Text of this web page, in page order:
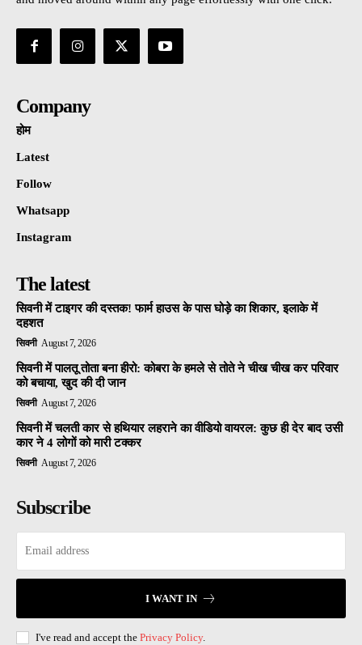
Company
होम
Latest
Follow
Whatsapp
Instagram
The latest
सिवनी में टाइगर की दस्तक! फार्म हाउस के पास घोड़े का शिकार, इलाके में
दहशत
सिवनी August 7, 2026
सिवनी में पालतू तोता बना हीरो: कोबरा के हमले से तोते ने चीख चीख कर परिवार
को बचाया, खुद की दी जान
सिवनी August 7, 2026
सिवनी में चलती कार से हथियार लहराने का वीडियो वायरल: कुछ ही देर बाद उसी
कार ने 4 लोगों को मारी टक्कर
सिवनी August 7, 2026
Subscribe
I WANT IN
I've read and accept the Privacy Policy.